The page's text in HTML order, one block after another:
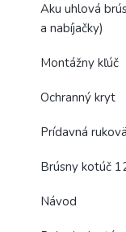
Aku uhlová
a nabíjačky)
Montážny kľúč
Ochranný kryt
Prídavná
Brúsny kotúč
Návod